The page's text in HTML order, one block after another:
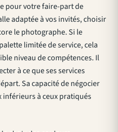
pour votre faire-part de
adaptée à vos invités, choisir
le photographe. Si le
limitée de service, cela
niveau de compétences. Il
à ce que ses services
Sa capacité de négocier
à ceux pratiqués